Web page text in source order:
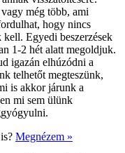
még több, ami
hogy nincs
Egyedi beszerzések
1-2 hét alatt megoldjuk.
igazán elhúzódni a
telhetőt megteszünk,
is akkor járunk a
mi sem ülünk
Megnézem »